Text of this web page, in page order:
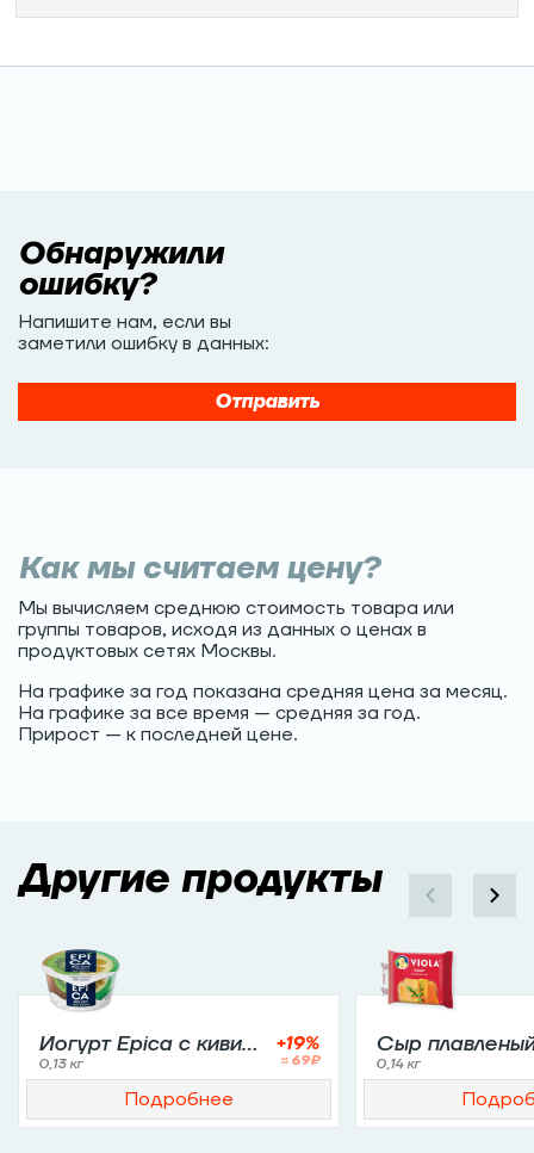
Обнаружили
ошибку?
Напишите нам, если вы
заметили ошибку в данных:
Отправить
Как мы считаем цену?
Мы вычисляем среднюю стоимость товара или
группы товаров, исходя из данных о ценах в
продуктовых сетях Москвы.
На графике за год показана средняя цена за месяц.
На графике за все время — средняя за год.
Прирост — к последней цене.
Другие продукты
Йогурт Epica с киви
и фейхоа 4,8%
0,13 кг
+19%
≈69₽
Подробнее
Сыр плавленый
Viola Чеддер
0,14 кг